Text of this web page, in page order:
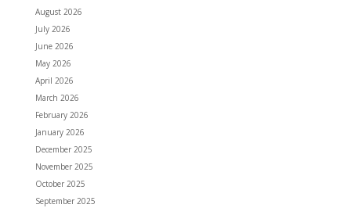
August 2026
July 2026
June 2026
May 2026
April 2026
March 2026
February 2026
January 2026
December 2025
November 2025
October 2025
September 2025